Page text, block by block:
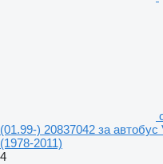
(01.99-) 20837042 за
(1978-2011)
4